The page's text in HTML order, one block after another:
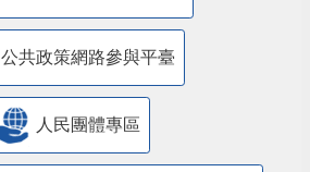
公共政策網路參與平臺
人民團體專區